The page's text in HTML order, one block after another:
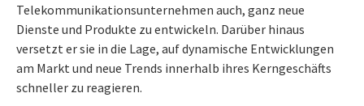
Telekommunikationsunternehmen auch, ganz neue
Dienste und Produkte zu entwickeln. Darüber hinaus
versetzt er sie in die Lage, auf dynamische Entwicklungen
am Markt und neue Trends innerhalb ihres Kerngeschäfts
schneller zu reagieren.